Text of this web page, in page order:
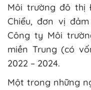
Môi trường đô thị
Chiểu, đơn vị
Công ty Môi
miền Trung (có
2022 – 2024.
Một trong những